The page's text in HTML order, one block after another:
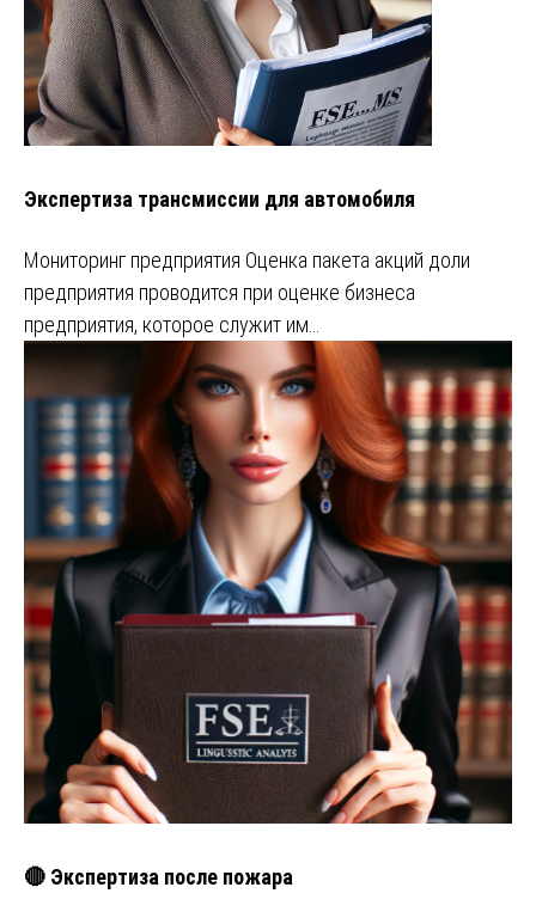
Экспертиза трансмиссии для автомобиля
Мониторинг предприятия Оценка пакета акций доли
предприятия проводится при оценке бизнеса
предприятия, которое служит им…
🔴 Экспертиза после пожара